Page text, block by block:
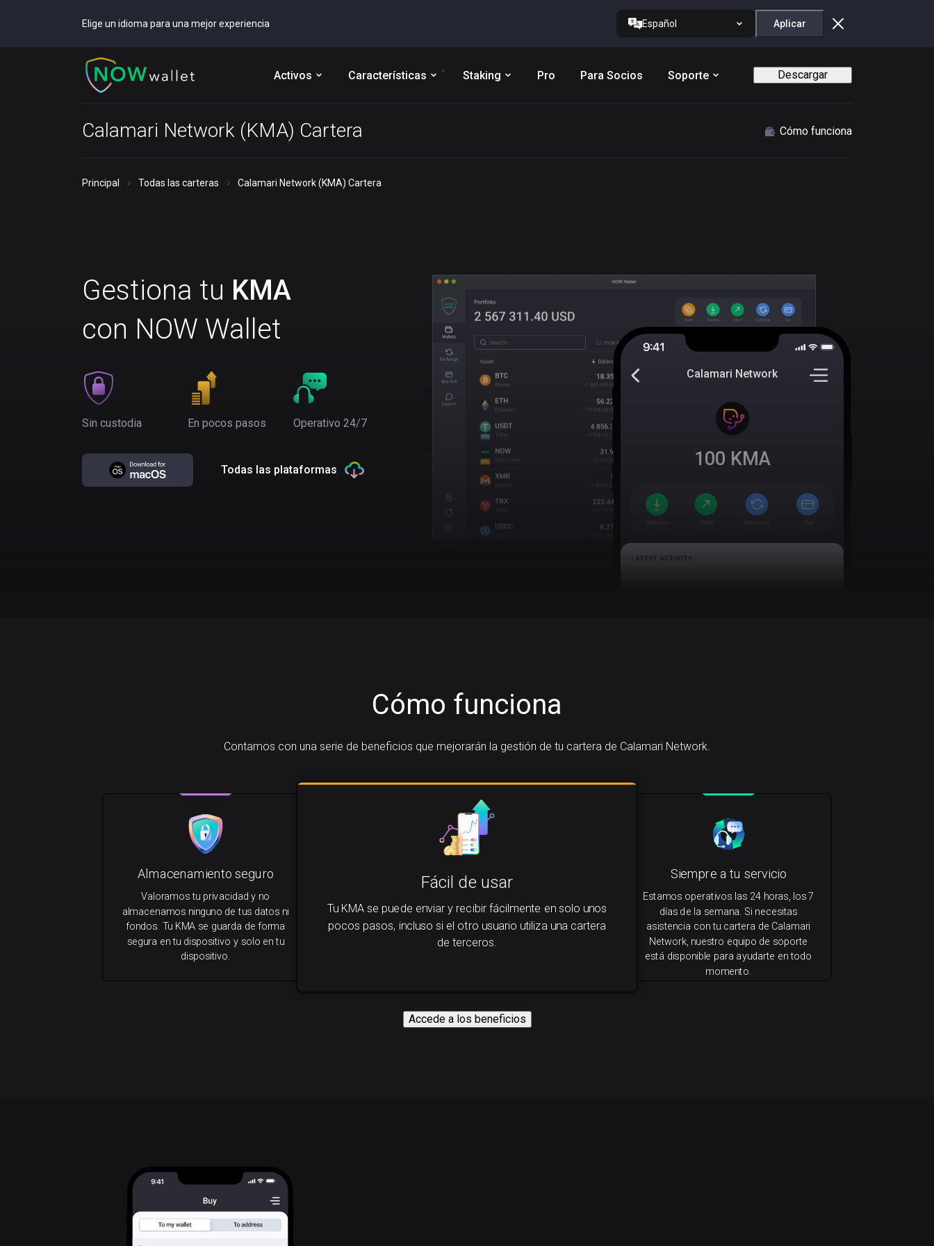
Elige un idioma para una mejor experiencia Español Aplicar
Activos Características Staking Pro Para Socios Soporte Descargar
Calamari Network (KMA) Cartera Cómo funciona
Principal Todas las carteras Calamari Network (KMA) Cartera
Gestiona tu KMA
con NOW Wallet
Sin custodia En pocos pasos Operativo 24/7
Todas las plataformas
Calamari Network
100 KMA
Cómo funciona
Contamos con una serie de beneficios que mejorarán la gestión de tu cartera de Calamari Network.
Fácil de usar
Tu KMA se puede enviar y recibir fácilmente en solo unos
pocos pasos, incluso si el otro usuario utiliza una cartera
de terceros.
Siempre a tu servicio
Estamos operativos las 24 horas, los 7
días de la semana. Si necesitas
asistencia con tu cartera de Calamari
Network, nuestro equipo de soporte
está disponible para ayudarte en todo
momento.
Almacenamiento seguro
Valoramos tu privacidad y no
almacenamos ninguno de tus datos ni
fondos. Tu KMA se guarda de forma
segura en tu dispositivo y solo en tu
dispositivo.
Accede a los beneficios